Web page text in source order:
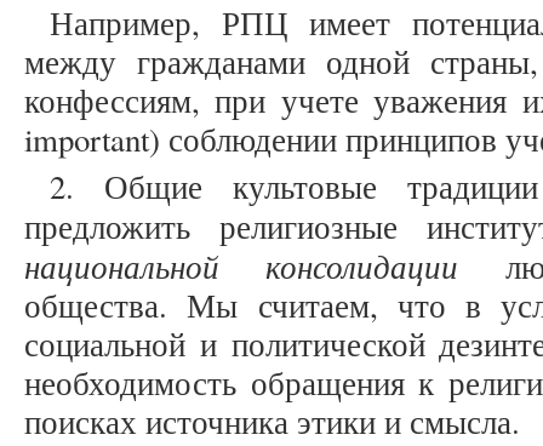
Например, РПЦ имеет
между гражданами одной
конфессиям, при учете уважения
important) соблюдении принципов
2. Общие культовые
предложить религиозные
национальной консолидации
общества. Мы считаем, что в
социальной и политической
необходимость обращения к
поисках источника этики и смысла.